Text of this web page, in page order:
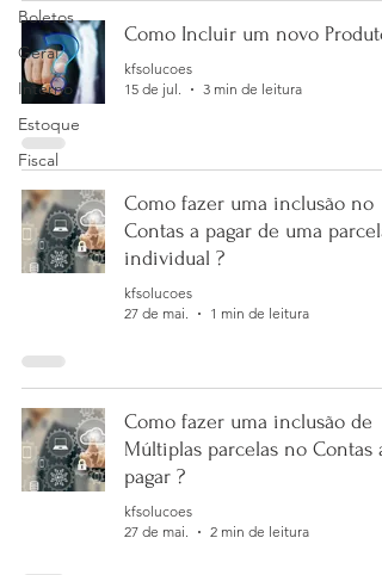
Boletos
Geral
Interno
Estoque
Fiscal
Como Incluir um novo
kfsolucoes
15 de jul.
3 min de leitura
Como fazer uma inclusão no
Contas a pagar de uma parcela
individual ?
kfsolucoes
27 de mai.
1 min de leitura
Como fazer uma inclusão de
Múltiplas parcelas no Contas a
pagar ?
kfsolucoes
27 de mai.
2 min de leitura